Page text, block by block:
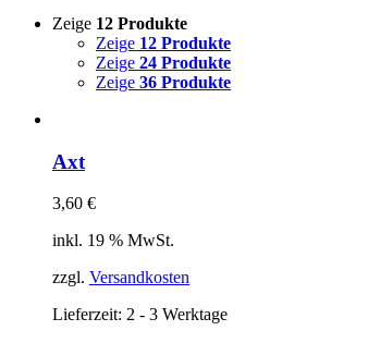
Zeige 12 Produkte
Zeige 12 Produkte
Zeige 24 Produkte
Zeige 36 Produkte
Axt
3,60 €
inkl. 19 % MwSt.
zzgl. Versandkosten
Lieferzeit: 2 - 3 Werktage